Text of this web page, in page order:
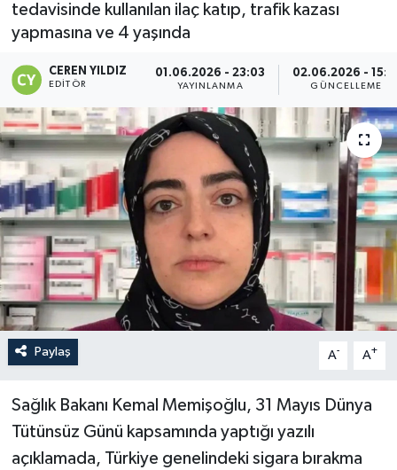
tedavisinde kullanılan ilaç katıp, trafik kazası
yapmasına ve 4 yaşında
CEREN YILDIZ
EDITÖR
01.06.2026 - 23:03
YAYINLANMA
02.06.2026 -
GÜNCELLEME
Paylaş A- A+
Sağlık Bakanı Kemal Memişoğlu, 31 Mayıs Dünya
Tütünsüz Günü kapsamında yaptığı yazılı
açıklamada, Türkiye genelindeki sigara bırakma